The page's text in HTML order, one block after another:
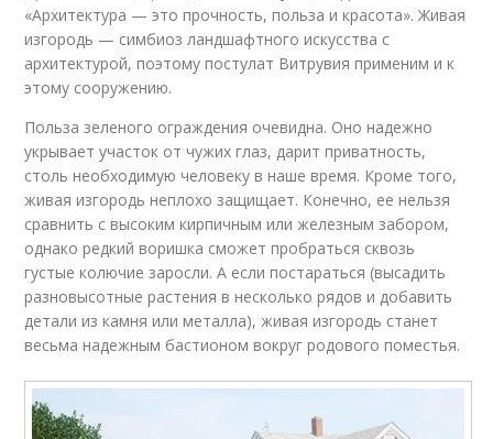
«Архитектура — это прочность, польза и красота». Живая
изгородь — симбиоз ландшафтного искусства с
архитектурой, поэтому постулат Витрувия применим и к
этому сооружению.
Польза зеленого ограждения очевидна. Оно надежно
укрывает участок от чужих глаз, дарит приватность,
столь необходимую человеку в наше время. Кроме того,
живая изгородь неплохо защищает. Конечно, ее нельзя
сравнить с высоким кирпичным или железным забором,
однако редкий воришка сможет пробраться сквозь
густые колючие заросли. А если постараться (высадить
разновысотные растения в несколько рядов и добавить
детали из камня или металла), живая изгородь станет
весьма надежным бастионом вокруг родового поместья.